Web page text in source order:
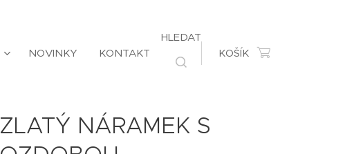
NOVINKY KONTAKT
HLEDAT
KOŠÍK
ZLATÝ NÁRAMEK S